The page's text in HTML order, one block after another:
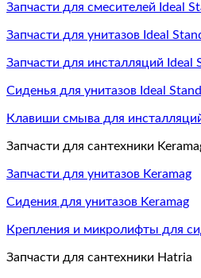
Запчасти для смесителей Ideal
Запчасти для унитазов Ideal
Запчасти для инсталляций Ideal
Сиденья для унитазов Ideal
Клавиши смыва для
Запчасти для сантехники
Запчасти для унитазов Keramag
Сидения для унитазов Keramag
Крепления и микролифты для
Запчасти для сантехники Hatria